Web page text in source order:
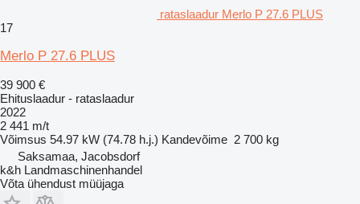
rataslaadur Merlo P 27.6 PLUS
17
Merlo P 27.6 PLUS
39 900 €
Ehituslaadur - rataslaadur
2022
2 441 m/t
Võimsus 54.97 kW (74.78 h.j.) Kandevõime 2 700 kg
Saksamaa, Jacobsdorf
k&h Landmaschinenhandel
Võta ühendust müüjaga